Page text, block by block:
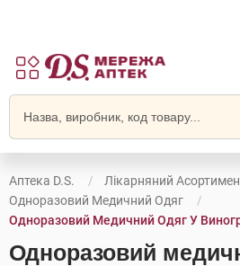
Аптека D.S.
Лікарняний
Одноразовий Медичний Одяг
Одноразовий Медичний Одяг У
Одноразовий